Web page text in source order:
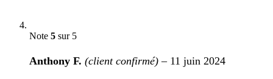
Note 5 sur 5
Anthony F. (client confirmé) – 11 juin 2024